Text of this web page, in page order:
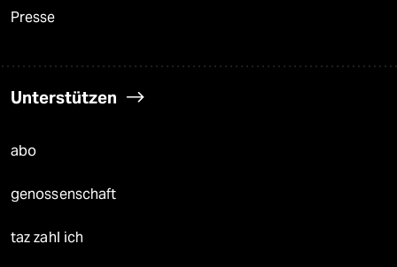
Presse
Unterstützen
abo
genossenschaft
taz zahl ich